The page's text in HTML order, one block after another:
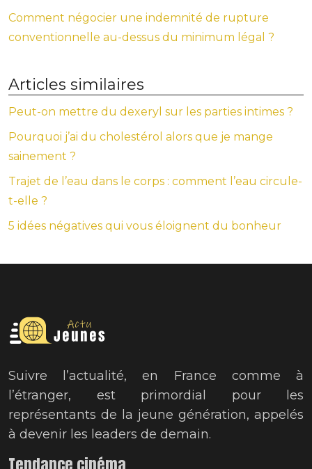
Comment négocier une indemnité de rupture
conventionnelle au-dessus du minimum légal ?
Articles similaires
Peut-on mettre du dexeryl sur les parties intimes ?
Pourquoi j’ai du cholestérol alors que je mange
sainement ?
Trajet de l’eau dans le corps : comment l’eau circule-
t-elle ?
5 idées négatives qui vous éloignent du bonheur
Suivre l’actualité, en France comme à
l’étranger, est primordial pour les
représentants de la jeune génération, appelés
à devenir les leaders de demain.